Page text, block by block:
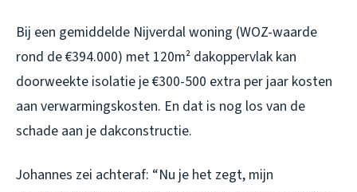
Bij een gemiddelde Nijverdal woning (WOZ-waarde
rond de €394.000) met 120m² dakoppervlak kan
doorweekte isolatie je €300-500 extra per jaar kosten
aan verwarmingskosten. En dat is nog los van de
schade aan je dakconstructie.
Johannes zei achteraf: “Nu je het zegt, mijn